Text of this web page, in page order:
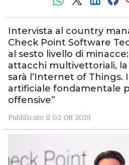
Intervista al country
Check Point Software
al sesto livello di
attacchi multivettoriali,
sarà l’Internet of Things.
artificiale fondamentale
offensive”
Pubblicato il 02 Ott 2019